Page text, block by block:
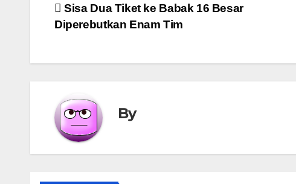
Post
navigation
Sisa Dua Tiket ke Babak 16 Besar
Diperebutkan Enam Tim
By